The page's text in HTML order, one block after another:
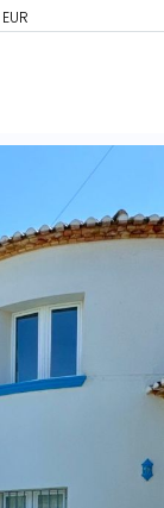
EUR